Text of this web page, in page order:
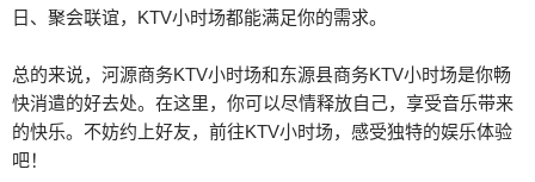
日、聚会联谊，KTV小时场都能满足你的需求。
总的来说，河源商务KTV小时场和东源县商务KTV小时场是你畅
快消遣的好去处。在这里，你可以尽情释放自己，享受音乐带来
的快乐。不妨约上好友，前往KTV小时场，感受独特的娱乐体验
吧！